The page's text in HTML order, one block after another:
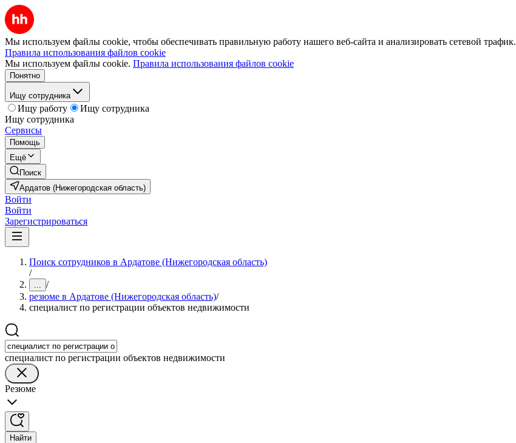
Мы используем файлы cookie, чтобы обеспечивать правильную работу нашего веб-сайта и анализировать сетевой трафик.
Правила использования файлов cookie
Мы используем файлы cookie. Правила использования файлов cookie
Понятно
Ищу сотрудника
Ищу работу
Ищу сотрудника
Ищу сотрудника
Сервисы
Помощь
Ещё
Поиск
Ардатов (Нижегородская область)
Войти
Войти
Зарегистрироваться
Поиск сотрудников в Ардатове (Нижегородская область)
/
... /
резюме в Ардатове (Нижегородская область)/
специалист по регистрации объектов недвижимости
специалист по регистрации объектов недвижимости
Резюме
Найти